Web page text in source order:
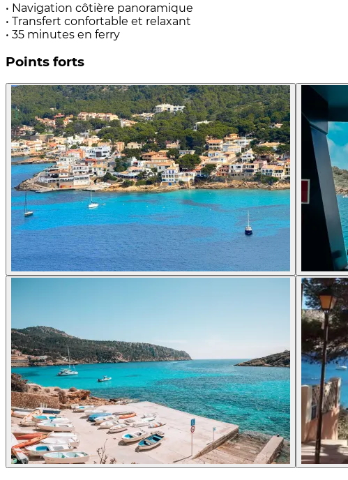
• Navigation côtière panoramique
• Transfert confortable et relaxant
• 35 minutes en ferry
Points forts